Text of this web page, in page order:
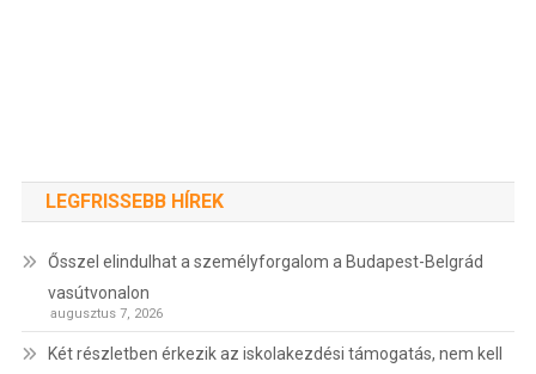
LEGFRISSEBB HÍREK
Ősszel elindulhat a személyforgalom a Budapest-Belgrád
vasútvonalon
augusztus 7, 2026
Két részletben érkezik az iskolakezdési támogatás, nem kell